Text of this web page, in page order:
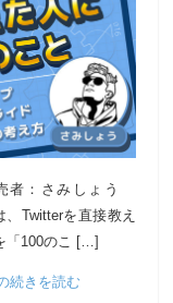
者：さみしょう
、Twitterを直接教え
「100のこ […]
続きを読む